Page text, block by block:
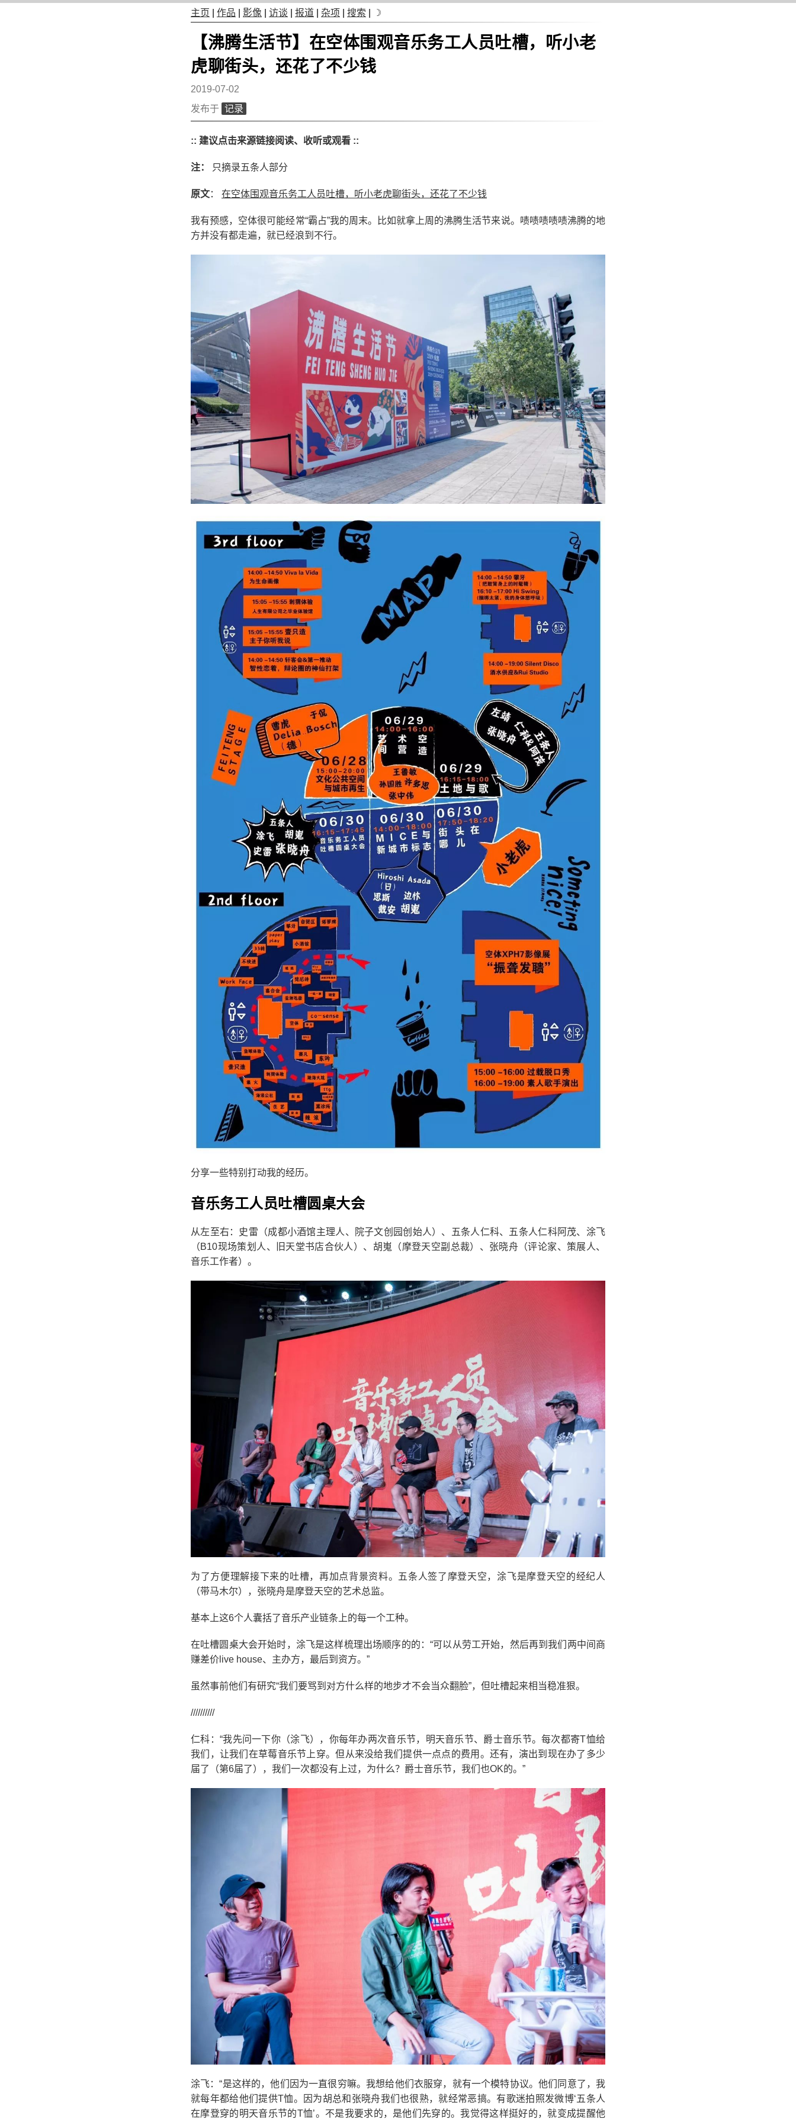
主页 作品 影像 访谈 报道 杂项 搜索 ☽
【沸腾生活节】在空体围观音乐务工人员吐槽，听小老
虎聊街头，还花了不少钱
2019-07-02
发布于 记录
:: 建议点击来源链接阅读、收听或观看 ::
注： 只摘录五条人部分
原文： 在空体围观音乐务工人员吐槽，听小老虎聊街头，还花了不少钱
我有预感，空体很可能经常“霸占”我的周末。比如就拿上周的沸腾生活节来说。啧啧啧啧啧沸腾的地
方并没有都走遍，就已经浪到不行。
分享一些特别打动我的经历。
音乐务工人员吐槽圆桌大会
从左至右：史雷（成都小酒馆主理人、院子文创园创始人）、五条人仁科、五条人仁科阿茂、涂飞
（B10现场策划人、旧天堂书店合伙人）、胡嵬（摩登天空副总裁）、张晓舟（评论家、策展人、
音乐工作者）。
为了方便理解接下来的吐槽，再加点背景资料。五条人签了摩登天空，涂飞是摩登天空的经纪人
（带马木尔），张晓舟是摩登天空的艺术总监。
基本上这6个人囊括了音乐产业链条上的每一个工种。
在吐槽圆桌大会开始时，涂飞是这样梳理出场顺序的的：“可以从劳工开始，然后再到我们两中间商
赚差价live house、主办方，最后到资方。”
虽然事前他们有研究“我们要骂到对方什么样的地步才不会当众翻脸”，但吐槽起来相当稳准狠。
//////////
仁科：“我先问一下你（涂飞），你每年办两次音乐节，明天音乐节、爵士音乐节。每次都寄T恤给
我们，让我们在草莓音乐节上穿。但从来没给我们提供一点点的费用。还有，演出到现在办了多少
届了（第6届了），我们一次都没有上过，为什么？爵士音乐节，我们也OK的。”
涂飞：“是这样的，他们因为一直很穷嘛。我想给他们衣服穿，就有一个模特协议。他们同意了，我
就每年都给他们提供T恤。因为胡总和张晓舟我们也很熟，就经常恶搞。有歌迷拍照发微博‘五条人
在摩登穿的明天音乐节的T恤’。不是我要求的，是他们先穿的。我觉得这样挺好的，就变成提醒他